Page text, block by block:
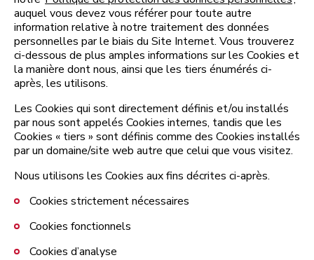
auquel vous devez vous référer pour toute autre
information relative à notre traitement des données
personnelles par le biais du Site Internet. Vous trouverez
ci-dessous de plus amples informations sur les Cookies et
la manière dont nous, ainsi que les tiers énumérés ci-
après, les utilisons.
Les Cookies qui sont directement définis et/ou installés
par nous sont appelés Cookies internes, tandis que les
Cookies « tiers » sont définis comme des Cookies installés
par un domaine/site web autre que celui que vous visitez.
Nous utilisons les Cookies aux fins décrites ci-après.
Cookies strictement nécessaires
Cookies fonctionnels
Cookies d’analyse